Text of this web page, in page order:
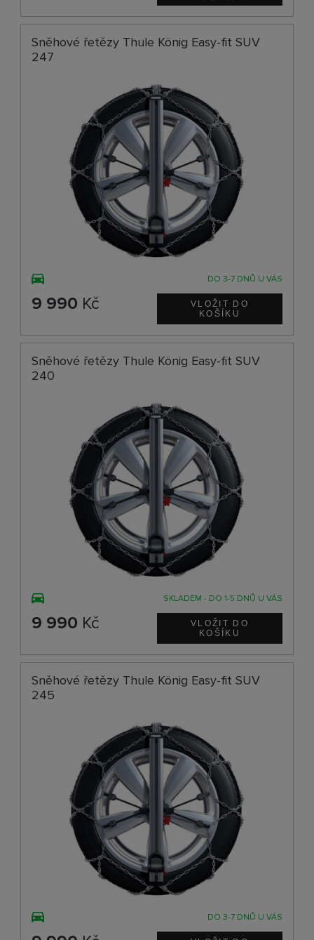
Sněhové řetězy Thule König Easy-fit SUV
247
DO 3-7 DNŮ U VÁS
9 990 Kč
Sněhové řetězy Thule König Easy-fit SUV
240
SKLADEM - DO 1-5 DNŮ U VÁS
9 990 Kč
Sněhové řetězy Thule König Easy-fit SUV
245
DO 3-7 DNŮ U VÁS